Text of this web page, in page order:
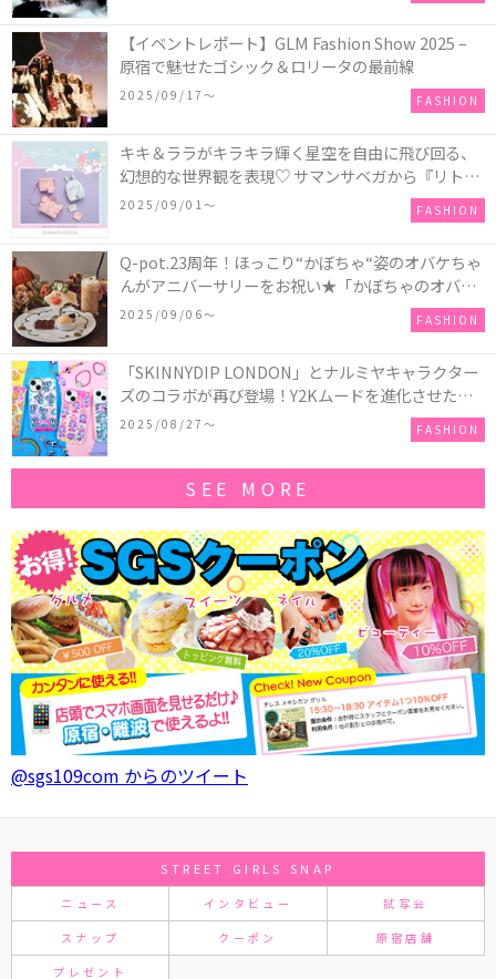
【イベントレポート】GLM Fashion Show 2025 –
原宿で魅せたゴシック＆ロリータの最前線
2025/09/17〜 FASHION
キキ＆ララがキラキラ輝く星空を自由に飛び回る、
幻想的な世界観を表現♡ サマンサベガから『リトル
ツインスターズ』50周年アニバーサリーイヤー』を
2025/09/01〜 FASHION
Q-pot.23周年！ほっこり“かぼちゃ“姿のオバケちゃ
んがアニバーサリーをお祝い★「かぼちゃのオバケ
ーキアクセサリー」が新発売！Q-pot CAFE.では
「かぼちゃのオバケーキプレート」も登場
2025/09/06〜 FASHION
「SKINNYDIP LONDON」とナルミヤキャラクター
ズのコラボが再び登場！Y2Kムードを進化させた新
作コレクションを発売♪
2025/08/27〜 FASHION
SEE MORE
@sgs109com からのツイート
STREET GIRLS SNAP
ニュース インタビュー 試写会
スナップ クーポン 原宿店舗
プレゼント